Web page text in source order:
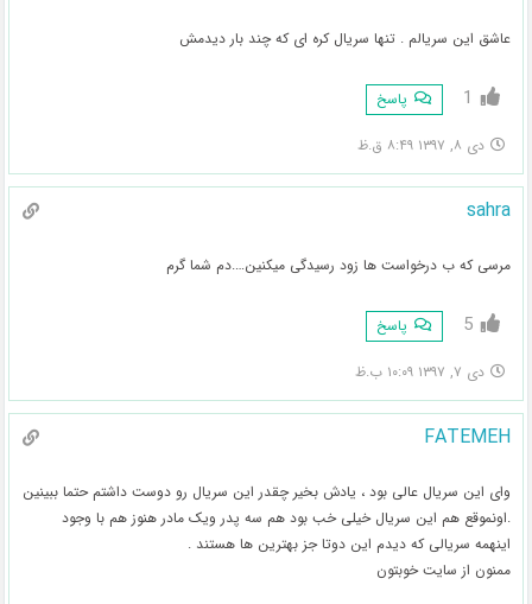
عاشق این سریالم . تنها سریال کره ای که چند بار دیدمش
1 پاسخ
دی ۸, ۱۳۹۷ ۸:۴۹ ق.ظ
sahra
مرسی که ب درخواست ها زود رسیدگی میکنین….دم شما گرم
5 پاسخ
دی ۷, ۱۳۹۷ ۱۰:۰۹ ب.ظ
FATEMEH
وای این سریال عالی بود ، یادش بخیر چقدر این سریال رو دوست داشتم حتما ببینین
.اونموقع هم این سریال خیلی خب بود هم سه پدر ویک مادر هنوز هم با وجود
اینهمه سریالی که دیدم این دوتا جز بهترین ها هستند .
ممنون از سایت خوبتون